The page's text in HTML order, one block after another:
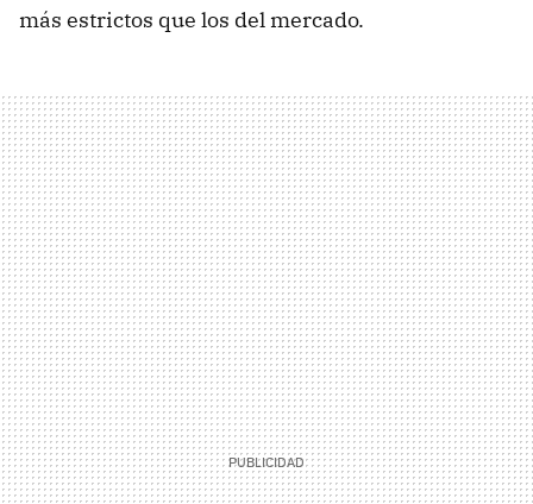
más estrictos que los del mercado.